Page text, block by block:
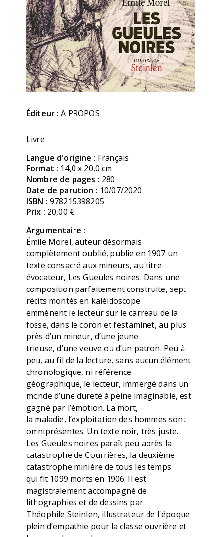
Éditeur : A PROPOS
Livre
Langue d'origine : Français
Format : 14,0 x 20,0 cm
Nombre de pages : 280
Date de parution : 10/07/2020
ISBN : 978215398205
Prix : 20,00 €
Argumentaire :
Émile Morel, auteur désormais
complètement oublié, publie en 1907 un
texte consacré aux mineurs, au titre
évocateur, Les Gueules noires. Dans une
composition parfaitement construite, sept
récits montés en kaléidoscope
emmènent le lecteur sur le carreau de la
fosse, dans le coron et l’estaminet, au plus
près d’un mineur, d’une jeune
trieuse, d’une veuve ou d’un patron. Peu à
peu, au fil de la lecture, sans aucun élément
chronologique, ni référence
géographique, le lecteur, immergé dans un
monde d’une dureté à peine imaginable, est
gagné par l’émotion. La mort,
la maladie, l’exploitation des hommes sont
omniprésentes. Un texte noir, très juste.
Les Gueules noires paraît peu après la
catastrophe de Courrières, la deuxième
catastrophe minière de tous les temps
qui fit 1099 morts en 1906. Il est
magistralement accompagné de
lithographies et de dessins par
Théophile Steinlen, illustrateur de l'époque
plein d’empathie pour la classe ouvrière et